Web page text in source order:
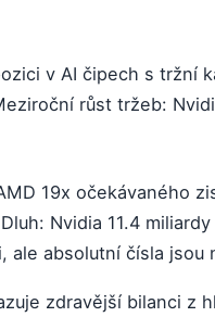
v AI čipech s tržní
růst tržeb:
19x očekávaného
Nvidia 11.4
ale absolutní čísla jsou
zdravější bilanci z